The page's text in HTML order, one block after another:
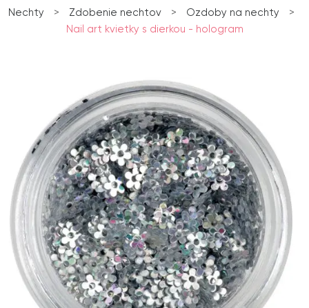
Nechty > Zdobenie nechtov > Ozdoby na nechty
>
Nail art kvietky s dierkou - hologram